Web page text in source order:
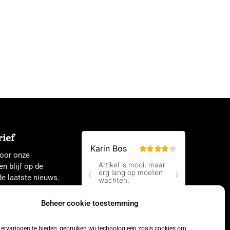
Beheer cookie toestemming
ervaringen te bieden, gebruiken wij technologieën zoals cookies om
onze
blijf op de
laatste nieuws.